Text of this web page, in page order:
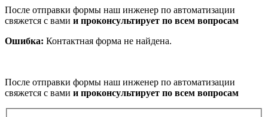
После отправки формы наш инженер по автоматизации
свяжется с вами и проконсультирует по всем вопросам
Ошибка: Контактная форма не найдена.
После отправки формы наш инженер по автоматизации
свяжется с вами и проконсультирует по всем вопросам